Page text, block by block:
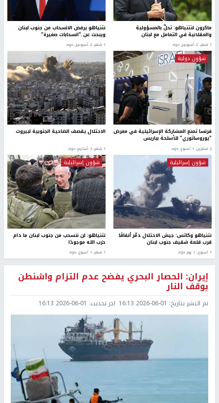
ماكرون لنتنياهو: تحلَّ بالمسؤولية
والعقلانية في التعامل مع لبنان
1 شهر، 2 أسبوعين ago
نتنياهو يرفض الانسحاب من جنوب لبنان
ويبحث عن ـ"انسحابات صغيرة"
1 شهر، 2 أسبوعين ago
شؤون دولية
فرنسا تمنع المشاركة الإسرائيلية في معرض
"يوروساتوري" للأسلحة بباريس
2 شهرين، 1 اسبوع. ago
الاحتلال يقصف الضاحية الجنوبية لبيروت
1 شهر، 3 أسابيع ago
شؤون إسرائيلية
نتنياهو وكاتس: جيش الاحتلال دمّر أنفاقًا
قرب قلعة شقيف جنوب لبنان
1 اسبوع.، 1 يوم ago
شؤون إسرائيلية
نتنياهو: لن ننسحب من جنوب لبنان ما دام
حزب الله موجودًا
1 شهر، 1 اسبوع. ago
إيران: الحصار البحري يفضح عدم التزام واشنطن
بوقف النار
تم النشر بتاريخ: 2026-06-01 16:13 اخر تحديث: 2026-06-01 16:13